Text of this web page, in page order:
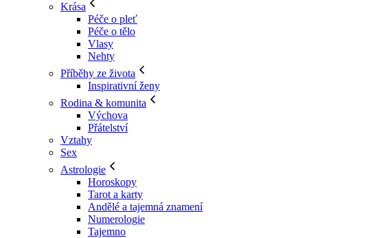
Krása
Péče o pleť
Péče o tělo
Vlasy
Nehty
Příběhy ze života
Inspirativní ženy
Rodina & komunita
Výchova
Přátelství
Vztahy
Sex
Astrologie
Horoskopy
Tarot a karty
Andělé a tajemná znamení
Numerologie
Tajemno